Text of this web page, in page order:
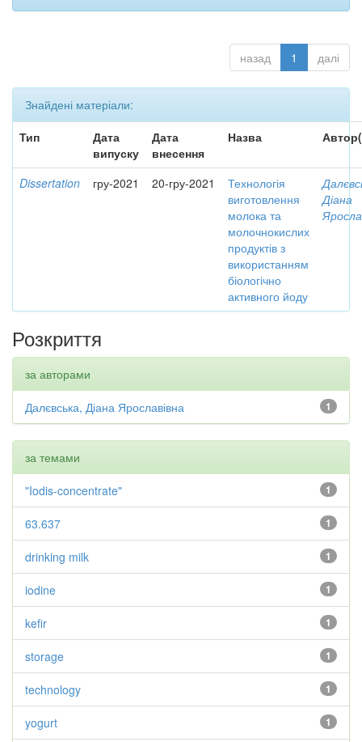
назад 1 далі
Знайдені матеріали:
Тип
Дата
випуску
Дата
внесення
Назва
Dissertation гру-2021 20-гру-2021
Технологія
виготовлення
молока та
молочнокислих
продуктів з
використанням
біологічно
активного йоду
Діана
Розкриття
за авторами
1
Далєвська, Діана Ярославівна
за темами
1
"Iodis-concentrate"
1
63.637
1
drinking milk
1
iodine
1
kefir
1
storage
1
technology
1
yogurt